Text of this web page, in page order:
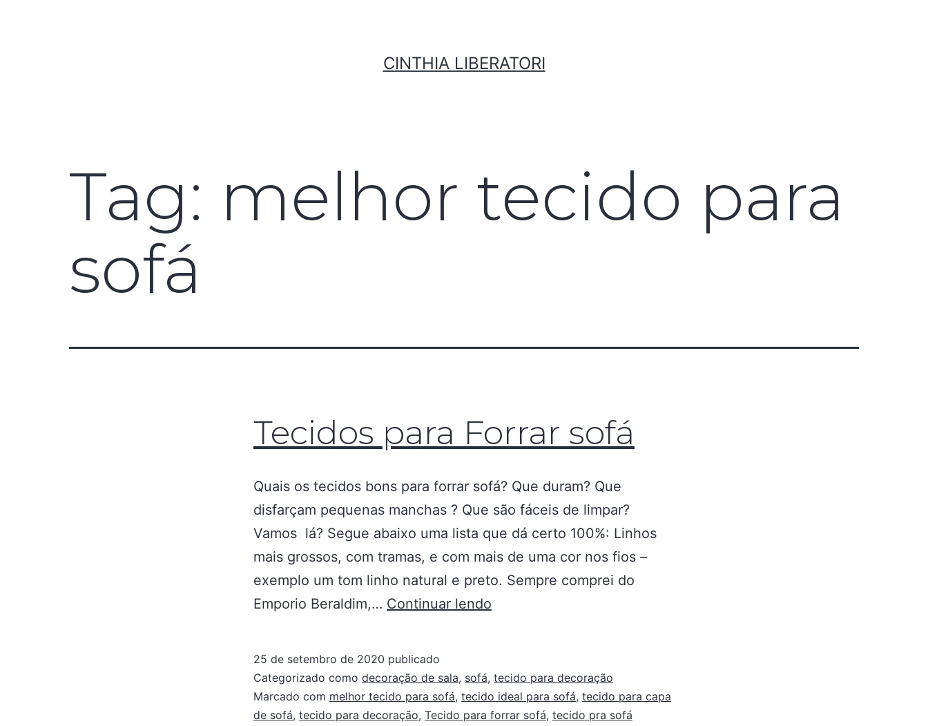
CINTHIA LIBERATORI
Tag: melhor tecido para
sofá
Tecidos para Forrar sofá
Quais os tecidos bons para forrar sofá? Que duram? Que
disfarçam pequenas manchas ? Que são fáceis de limpar?
Vamos lá? Segue abaixo uma lista que dá certo 100%: Linhos
mais grossos, com tramas, e com mais de uma cor nos fios –
exemplo um tom linho natural e preto. Sempre comprei do
Emporio Beraldim,… Continuar lendo
25 de setembro de 2020 publicado
Categorizado como decoração de sala, sofá, tecido para decoração
Marcado com melhor tecido para sofá, tecido ideal para sofá, tecido para capa
de sofá, tecido para decoração, Tecido para forrar sofá, tecido pra sofá